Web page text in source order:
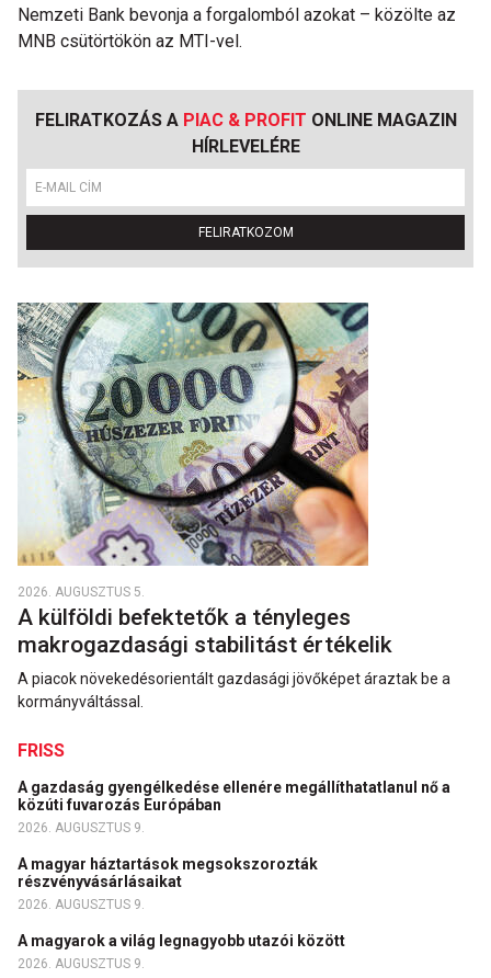
Nemzeti Bank bevonja a forgalomból azokat – közölte az
MNB csütörtökön az MTI-vel.
FELIRATKOZÁS A PIAC & PROFIT ONLINE MAGAZIN
HÍRLEVELÉRE
FELIRATKOZOM
2026. AUGUSZTUS 5.
A külföldi befektetők a tényleges
makrogazdasági stabilitást értékelik
A piacok növekedésorientált gazdasági jövőképet áraztak be a
kormányváltással.
FRISS
A gazdaság gyengélkedése ellenére megállíthatatlanul nő a
közúti fuvarozás Európában
2026. AUGUSZTUS 9.
A magyar háztartások megsokszorozták
részvényvásárlásaikat
2026. AUGUSZTUS 9.
A magyarok a világ legnagyobb utazói között
2026. AUGUSZTUS 9.